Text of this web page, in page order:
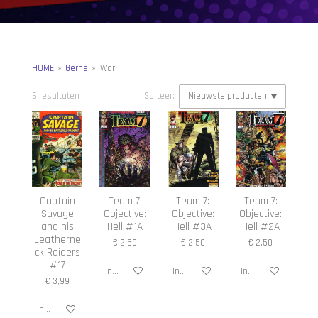
HOME » Gerne » War
6 resultaten Sorteer:
Captain
Savage
and his
Leatherne
ck Raiders
#17
€ 3,99
In winkelwagen
Team 7:
Objective:
Hell #1A
€ 2,50
In winkelwagen
Team 7:
Objective:
Hell #3A
€ 2,50
In winkelwagen
Team 7:
Objective:
Hell #2A
€ 2,50
In winkelwagen